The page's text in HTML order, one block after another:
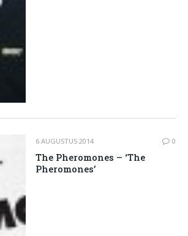
6 AUGUSTUS 2014 0
The Pheromones – ‘The
Pheromones’